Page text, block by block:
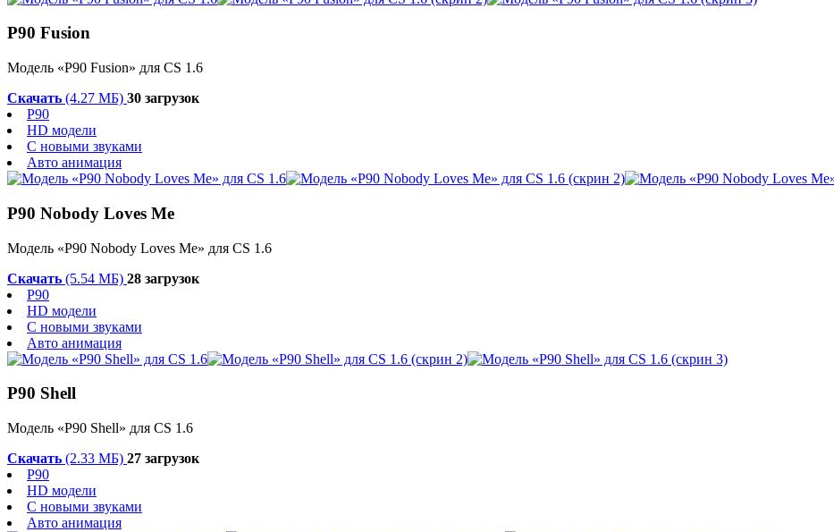
P90 Fusion
Модель «P90 Fusion» для CS 1.6
Скачать (4.27 МБ) 30 загрузок
P90
HD модели
С новыми звуками
Авто анимация
P90 Nobody Loves Me
Модель «P90 Nobody Loves Me» для CS 1.6
Скачать (5.54 МБ) 28 загрузок
P90
HD модели
С новыми звуками
Авто анимация
P90 Shell
Модель «P90 Shell» для CS 1.6
Скачать (2.33 МБ) 27 загрузок
P90
HD модели
С новыми звуками
Авто анимация